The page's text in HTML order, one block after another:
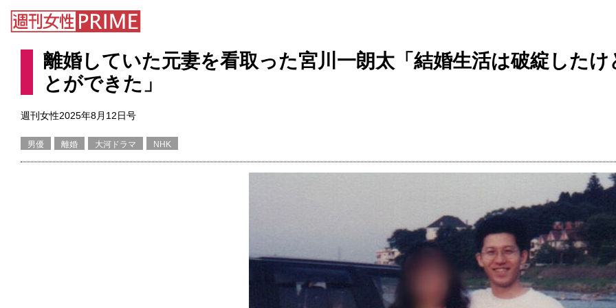
離婚していた元妻を看取った宮川一朗太「結婚生活は破綻した
とができた」
週刊女性2025年8月12日号
男優 離婚 大河ドラマ NHK